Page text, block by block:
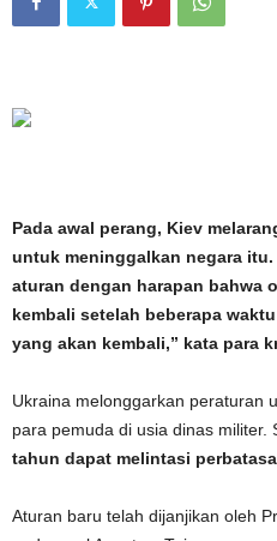
Pada awal perang, Kiev
untuk meninggalkan negara
aturan dengan harapan bahwa
kembali setelah beberapa
yang akan kembali,” kata para
Ukraina melonggarkan peraturan
para pemuda di usia dinas militer.
tahun dapat melintasi
Aturan baru telah dijanjikan oleh